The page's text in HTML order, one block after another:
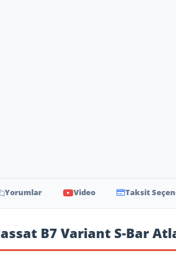
Yorumlar Video Taksit
B7 Variant S-Bar